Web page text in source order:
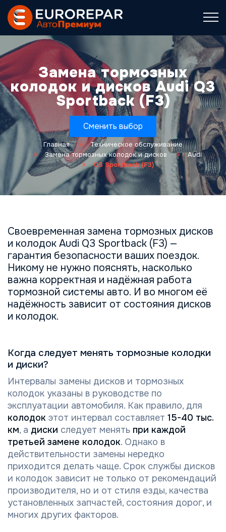
Замена тормозных
колодок и дисков Audi Q3
Sportback (F3)
Сменить выбор
Главная
Техническое обслуживание
Замена тормозных колодок и дисков
Audi
Q3 Sportback (F3)
Своевременная замена тормозных дисков
и колодок Audi Q3 Sportback (F3) —
гарантия безопасности ваших поездок.
Никому не нужно пояснять, насколько
важна корректная и надёжная работа
тормозной системы авто. И во многом её
надёжность зависит от состояния дисков
и колодок.
Когда следует менять тормозные колодки
и диски?
Интервалы замены дисков и тормозных
колодок указаны в руководстве по
эксплуатации автомобиля. Как правило, для
колодок этот интервал составляет 15-40 тыс.
км, а диски следует менять при каждой
третьей замене колодок. Однако в
действительности замены нередко
приходится делать чаще. Срок службы дисков
и колодок зависит не только от рекомендаций
производителя, но и от стиля езды, качества
установленных запчастей, состояния дорог, и
многих других факторов.